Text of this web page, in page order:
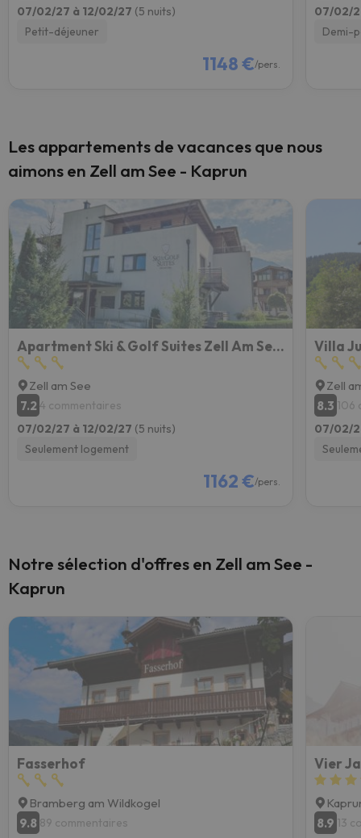
07/02/27 à 12/02/27 (5 nuits)
Petit-déjeuner
1148 €/pers.
07/02/
Demi-
Les appartements de vacances que nous
aimons en Zell am See - Kaprun
Apartment Ski & Golf Suites Zell Am See By Interhome
Zell am See
7.2 4 commentaires
07/02/27 à 12/02/27 (5 nuits)
Seulement logement
1162 €/pers.
Villa
Zell
8.3 106
07/02/
Notre sélection d'offres en Zell am See -
Kaprun
Fasserhof
Bramberg am Wildkogel
9.8 89 commentaires
Vier
8.9 13